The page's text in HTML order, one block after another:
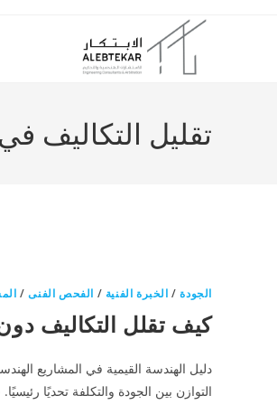
تقليل التكاليف
الجودة/ الخبرة الفنية / الفحص الفنى/
كيف تقلل التكاليف
دليل الهندسة القيمية في المشاريع
التوازن بين الجودة والتكلفة تحديًا